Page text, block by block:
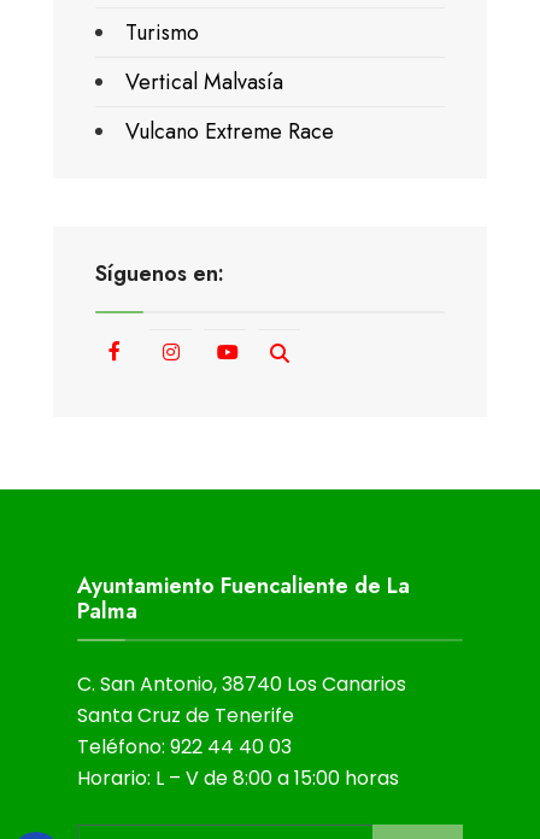
Turismo
Vertical Malvasía
Vulcano Extreme Race
Síguenos en:
Ayuntamiento Fuencaliente de La
Palma
C. San Antonio, 38740 Los Canarios
Santa Cruz de Tenerife
Teléfono: 922 44 40 03
Horario: L – V de 8:00 a 15:00 horas